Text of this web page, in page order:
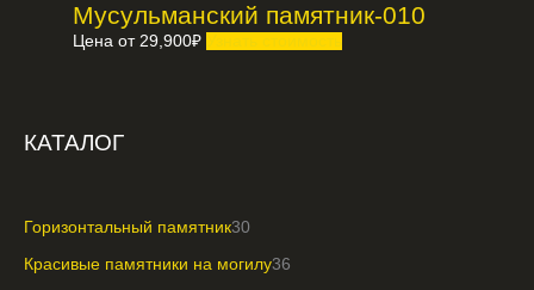
Мусульманский памятник-010
Цена от29,900₽
КАТАЛОГ
Горизонтальный памятник30
Красивые памятники на могилу36